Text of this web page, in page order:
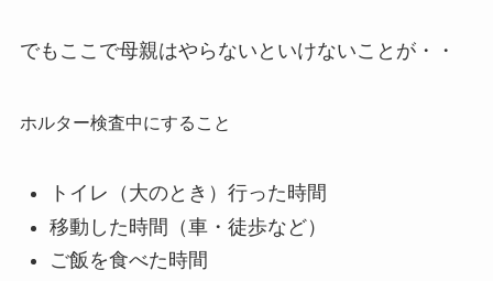
でもここで母親はやらないといけないことが・・
ホルター検査中にすること
トイレ（大のとき）行った時間
移動した時間（車・徒歩など）
ご飯を食べた時間